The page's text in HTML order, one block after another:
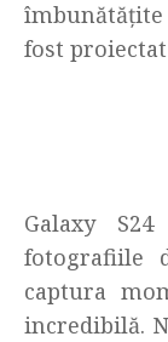
îmbunătățite
fost
Galaxy
fotografiile
captura
incredibilă.